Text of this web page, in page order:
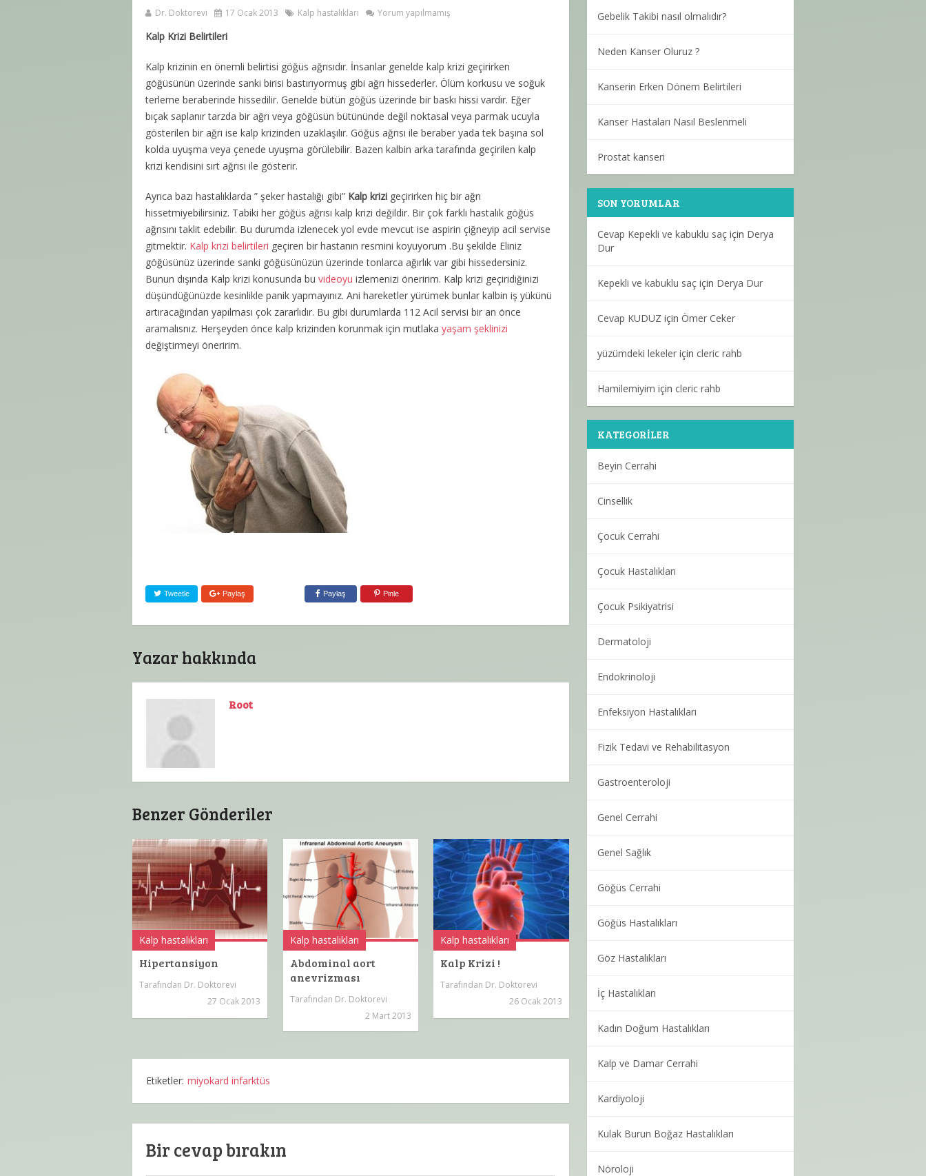
Dr. Doktorevi 17 Ocak 2013 Kalp hastalıkları Yorum yapılmamış
Kalp Krizi Belirtileri
Kalp krizinin en önemli belirtisi göğüs ağrısıdır. İnsanlar genelde kalp krizi geçirirken
göğüsünün üzerinde sanki birisi bastırıyormuş gibi ağrı hissederler. Ölüm korkusu ve soğuk
terleme beraberinde hissedilir. Genelde bütün göğüs üzerinde bir baskı hissi vardır. Eğer
bıçak saplanır tarzda bir ağrı veya göğüsün bütününde değil noktasal veya parmak ucuyla
gösterilen bir ağrı ise kalp krizinden uzaklaşılır. Göğüs ağrısı ile beraber yada tek başına sol
kolda uyuşma veya çenede uyuşma görülebilir. Bazen kalbin arka tarafında geçirilen kalp
krizi kendisini sırt ağrısı ile gösterir.
Ayrıca bazı hastalıklarda ” şeker hastalığı gibi” Kalp krizi geçirirken hiç bir ağrı
hissetmiyebilirsiniz. Tabiki her göğüs ağrısı kalp krizi değildir. Bir çok farklı hastalık göğüs
ağrısını taklit edebilir. Bu durumda izlenecek yol evde mevcut ise aspirin çiğneyip acil servise
gitmektir. Kalp krizi belirtileri geçiren bir hastanın resmini koyuyorum .Bu şekilde Eliniz
göğüsünüz üzerinde sanki göğüsünüzün üzerinde tonlarca ağırlık var gibi hissedersiniz.
Bunun dışında Kalp krizi konusunda bu videoyu izlemenizi öneririm. Kalp krizi geçiridiğinizi
düşündüğünüzde kesinlikle panik yapmayınız. Ani hareketler yürümek bunlar kalbin iş yükünü
artıracağından yapılması çok zararlıdır. Bu gibi durumlarda 112 Acil servisi bir an önce
aramalısnız. Herşeyden önce kalp krizinden korunmak için mutlaka yaşam şeklinizi
değiştirmeyi öneririm.
Tweetle Paylaş Paylaş Pinle
Yazar hakkında
Root
Benzer Gönderiler
Kalp hastalıkları
Hipertansiyon
Tarafından Dr. Doktorevi
27 Ocak 2013
Kalp hastalıkları
Abdominal aort
anevrizması
Tarafından Dr. Doktorevi
2 Mart 2013
Kalp hastalıkları
Kalp Krizi !
Tarafından Dr. Doktorevi
26 Ocak 2013
Etiketler: miyokard infarktüs
Bir cevap bırakın
Gebelik Takibi nasıl olmalıdır?
Neden Kanser Oluruz ?
Kanserin Erken Dönem Belirtileri
Kanser Hastaları Nasıl Beslenmeli
Prostat kanseri
SON YORUMLAR
Cevap Kepekli ve kabuklu saç için Derya
Dur
Kepekli ve kabuklu saç için Derya Dur
Cevap KUDUZ için Ömer Ceker
yüzümdeki lekeler için cleric rahb
Hamilemiyim için cleric rahb
KATEGORILER
Beyin Cerrahi
Cinsellik
Çocuk Cerrahi
Çocuk Hastalıkları
Çocuk Psikiyatrisi
Dermatoloji
Endokrinoloji
Enfeksiyon Hastalıkları
Fizik Tedavi ve Rehabilitasyon
Gastroenteroloji
Genel Cerrahi
Genel Sağlık
Göğüs Cerrahi
Göğüs Hastalıkları
Göz Hastalıkları
İç Hastalıkları
Kadın Doğum Hastalıkları
Kalp ve Damar Cerrahi
Kardiyoloji
Kulak Burun Boğaz Hastalıkları
Nöroloji